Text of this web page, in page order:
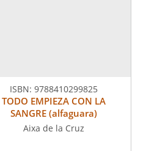
ISBN: 9788410299825
TODO EMPIEZA CON LA
SANGRE (alfaguara)
Aixa de la Cruz